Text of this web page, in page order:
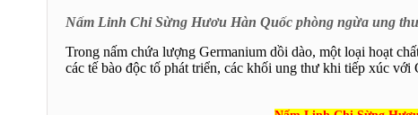
Nấm Linh Chi Sừng Hươu Hàn Quốc phòng ngừa ung
Trong nấm chứa lượng Germanium dồi dào, một loại hoạt
các tế bào độc tố phát triển, các khối ung thư khi tiếp xúc